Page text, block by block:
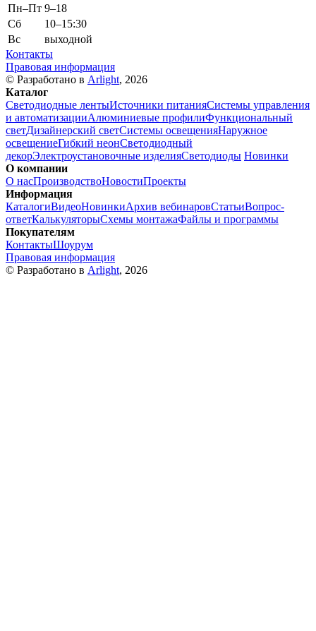
Пн–Пт 9–18
Сб
10–15:30
Вс
выходной
Контакты
Правовая информация
© Разработано в Arlight, 2026
Каталог
Светодиодные лентыИсточники питанияСистемы управления
и автоматизацииАлюминиевые профилиФункциональный
светДизайнерский светСистемы освещенияНаружное
освещениеГибкий неонСветодиодный
декорЭлектроустановочные изделияСветодиоды Новинки
О компании
О насПроизводствоНовостиПроекты
Информация
КаталогиВидеоНовинкиАрхив вебинаровСтатьиВопрос-
ответКалькуляторыСхемы монтажаФайлы и программы
Покупателям
КонтактыШоурум
Правовая информация
© Разработано в Arlight, 2026